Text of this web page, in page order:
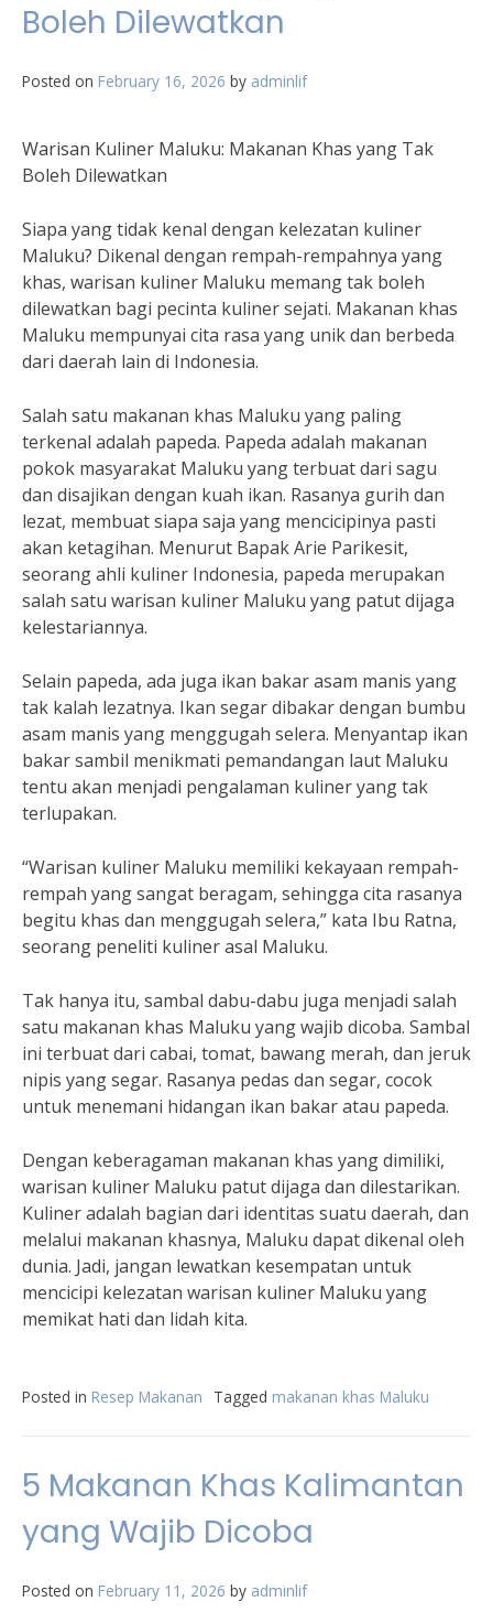
Boleh Dilewatkan
Posted on February 16, 2026 by adminlif
Warisan Kuliner Maluku: Makanan Khas yang Tak
Boleh Dilewatkan
Siapa yang tidak kenal dengan kelezatan kuliner
Maluku? Dikenal dengan rempah-rempahnya yang
khas, warisan kuliner Maluku memang tak boleh
dilewatkan bagi pecinta kuliner sejati. Makanan khas
Maluku mempunyai cita rasa yang unik dan berbeda
dari daerah lain di Indonesia.
Salah satu makanan khas Maluku yang paling
terkenal adalah papeda. Papeda adalah makanan
pokok masyarakat Maluku yang terbuat dari sagu
dan disajikan dengan kuah ikan. Rasanya gurih dan
lezat, membuat siapa saja yang mencicipinya pasti
akan ketagihan. Menurut Bapak Arie Parikesit,
seorang ahli kuliner Indonesia, papeda merupakan
salah satu warisan kuliner Maluku yang patut dijaga
kelestariannya.
Selain papeda, ada juga ikan bakar asam manis yang
tak kalah lezatnya. Ikan segar dibakar dengan bumbu
asam manis yang menggugah selera. Menyantap ikan
bakar sambil menikmati pemandangan laut Maluku
tentu akan menjadi pengalaman kuliner yang tak
terlupakan.
“Warisan kuliner Maluku memiliki kekayaan rempah-
rempah yang sangat beragam, sehingga cita rasanya
begitu khas dan menggugah selera,” kata Ibu Ratna,
seorang peneliti kuliner asal Maluku.
Tak hanya itu, sambal dabu-dabu juga menjadi salah
satu makanan khas Maluku yang wajib dicoba. Sambal
ini terbuat dari cabai, tomat, bawang merah, dan jeruk
nipis yang segar. Rasanya pedas dan segar, cocok
untuk menemani hidangan ikan bakar atau papeda.
Dengan keberagaman makanan khas yang dimiliki,
warisan kuliner Maluku patut dijaga dan dilestarikan.
Kuliner adalah bagian dari identitas suatu daerah, dan
melalui makanan khasnya, Maluku dapat dikenal oleh
dunia. Jadi, jangan lewatkan kesempatan untuk
mencicipi kelezatan warisan kuliner Maluku yang
memikat hati dan lidah kita.
Posted in Resep Makanan Tagged makanan khas Maluku
5 Makanan Khas Kalimantan
yang Wajib Dicoba
Posted on February 11, 2026 by adminlif